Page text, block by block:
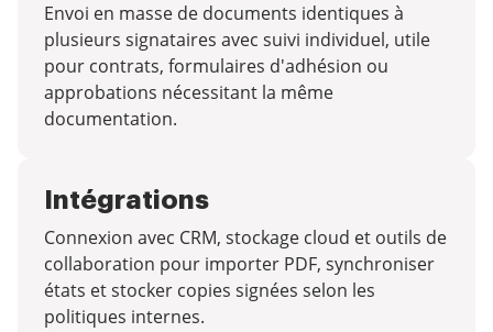
Envoi en masse de documents identiques à
plusieurs signataires avec suivi individuel, utile
pour contrats, formulaires d'adhésion ou
approbations nécessitant la même
documentation.
Intégrations
Connexion avec CRM, stockage cloud et outils de
collaboration pour importer PDF, synchroniser
états et stocker copies signées selon les
politiques internes.